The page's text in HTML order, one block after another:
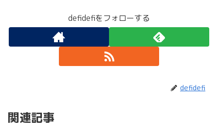
defidefiをフォローする
defidefi
関連記事